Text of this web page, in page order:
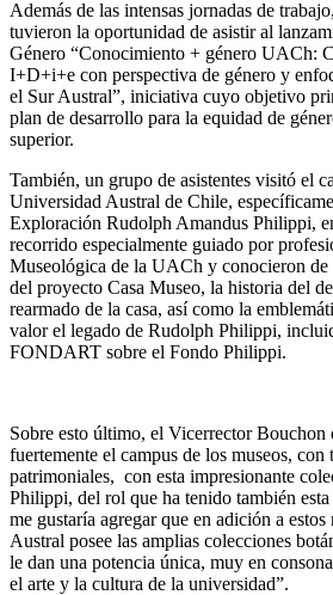
Además de las intensas jornadas de
tuvieron la oportunidad de asistir al
Género “Conocimiento + género UACh:
I+D+i+e con perspectiva de género y
el Sur Austral”, iniciativa cuyo objetivo
plan de desarrollo para la equidad de
superior.
También, un grupo de asistentes visitó el
Universidad Austral de Chile,
Exploración Rudolph Amandus Philippi,
recorrido especialmente guiado por
Museológica de la UACh y conocieron de
del proyecto Casa Museo, la historia del
rearmado de la casa, así como la
valor el legado de Rudolph Philippi,
FONDART sobre el Fondo Philippi.
Sobre esto último, el Vicerrector
fuertemente el campus de los museos, con
patrimoniales, con esta impresionante
Philippi, del rol que ha tenido también
me gustaría agregar que en adición a
Austral posee las amplias colecciones
le dan una potencia única, muy en
el arte y la cultura de la universidad”.